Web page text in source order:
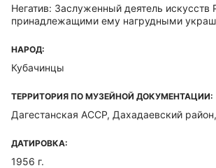
Негатив: Заслуженный деятель искусств
принадлежащими ему нагрудными
НАРОД:
Кубачинцы
ТЕРРИТОРИЯ ПО МУЗЕЙНОЙ ДОКУМЕНТАЦИИ:
Дагестанская ACCP, Дахадаевский
ДАТИРОВКА:
1956 г.